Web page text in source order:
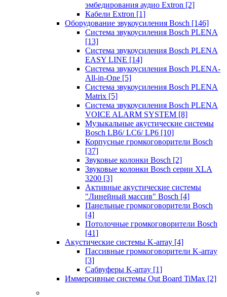
эмбедирования аудио Extron [2]
Кабели Extron [1]
Оборудование звукоусиления Bosch [146]
Система звукоусиления Bosch PLENA
[13]
Система звукоусиления Bosch PLENA
EASY LINE [14]
Система звукоусиления Bosch PLENA-
All-in-One [5]
Система звукоусиления Bosch PLENA
Matrix [5]
Система звукоусиления Bosch PLENA
VOICE ALARM SYSTEM [8]
Музыкальные акустические системы
Bosch LB6/ LC6/ LP6 [10]
Корпусные громкоговорители Bosch
[37]
Звуковые колонки Bosch [2]
Звуковые колонки Bosch серии XLA
3200 [3]
Активные акустические системы
"Линейный массив" Bosch [4]
Панельные громкоговорители Bosch
[4]
Потолочные громкоговорители Bosch
[41]
Акустические системы K-array [4]
Пассивные громкоговорители K-array
[3]
Сабвуферы K-array [1]
Иммерсивные системы Out Board TiMax [2]